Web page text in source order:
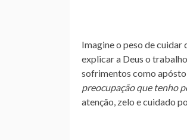
Imagine o peso de cuidar
explicar a Deus o
sofrimentos como
preocupação que tenho
atenção, zelo e cuidado